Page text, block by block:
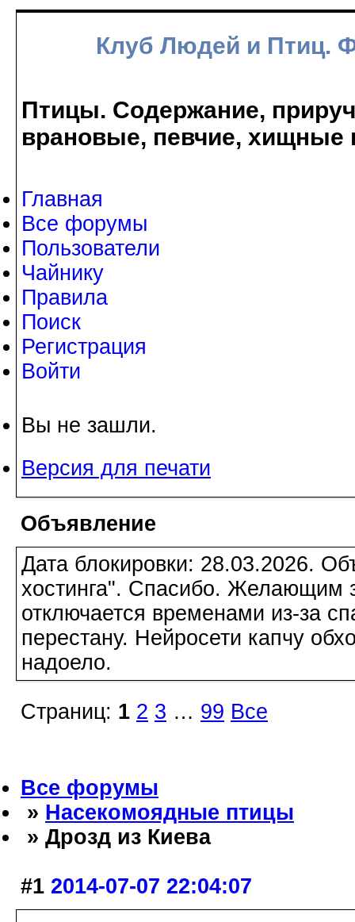
Клуб Людей и Птиц.
Птицы. Содержание,
врановые, певчие, хищные
Главная
Все форумы
Пользователи
Чайнику
Правила
Поиск
Регистрация
Войти
Вы не зашли.
Версия для печати
Объявление
Дата блокировки: 28.03.2026.
хостинга". Спасибо. Желающим
отключается временами из-за
перестану. Нейросети капчу
надоело.
Страниц: 1 2 3 … 99 Все
Все форумы
» Насекомоядные птицы
» Дрозд из Киева
#1 2014-07-07 22:04:07